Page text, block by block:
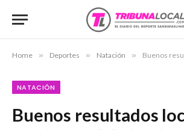
Home » Deportes » Natación » Buenos resultados
NATACIÓN
Buenos resultados